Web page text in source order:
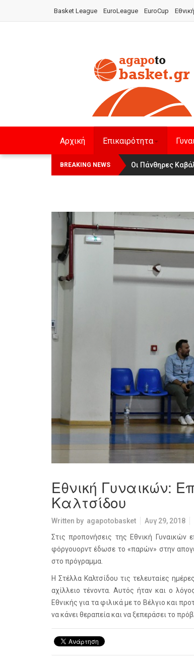
Basket League EuroLeague EuroCup
Αρχική Επικαιρότητα
BREAKING NEWS Οι Πάνθηρες
Αναχώρησε για τα
Εθνική Γυναικών:
Καλτσίδου
Written by agapotobasket Αυγ 29, 2018
Στις προπονήσεις της Εθνική Γυναικών
φόργουορντ έδωσε το «παρών» στην
στο πρόγραμμα.
Η Στέλλα Καλτσίδου τις τελευταίες
αχίλλειο τένοντα. Αυτός ήταν και ο
Εθνικής για τα φιλικά με το Βέλγιο και
να κάνει θεραπεία και να ξεπεράσει το